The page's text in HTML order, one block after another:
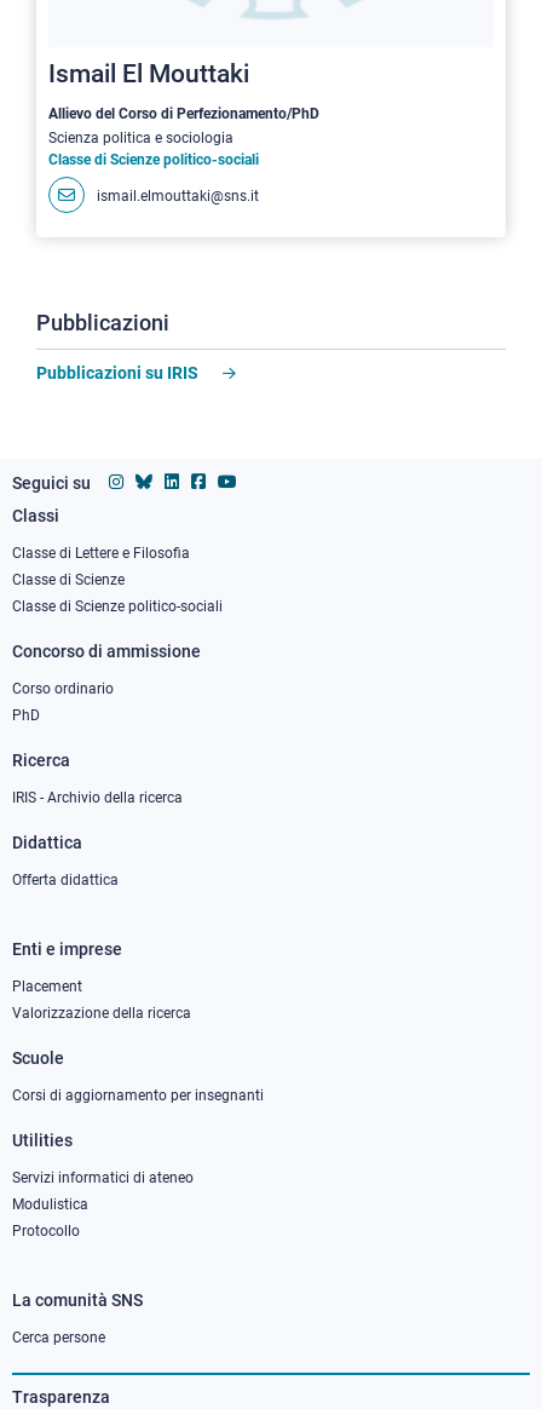
Ismail El Mouttaki
Allievo del Corso di Perfezionamento/PhD
Scienza politica e sociologia
Classe di Scienze politico-sociali
ismail.elmouttaki@sns.it
Pubblicazioni
Pubblicazioni su IRIS
Seguici su
Footer
column
1
Classi
Classe di Lettere e Filosofia
Classe di Scienze
Classe di Scienze politico-sociali
Concorso di ammissione
Corso ordinario
PhD
Ricerca
IRIS - Archivio della ricerca
Didattica
Offerta didattica
Footer
column
Enti e imprese
Placement
Valorizzazione della ricerca
Scuole
Corsi di aggiornamento per insegnanti
Utilities
Servizi informatici di ateneo
Modulistica
Protocollo
Footer
column
3
La comunità SNS
Cerca persone
Trasparenza